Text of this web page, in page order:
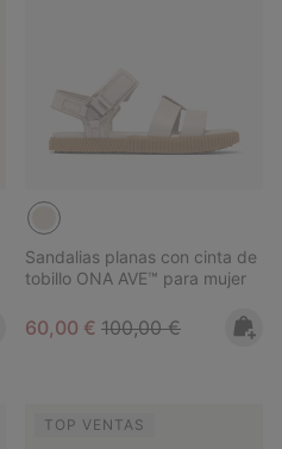
Sandalias planas con cinta de
tobillo ONA AVE™ para mujer
Sale price:
60,00 € Regular price:
100,00 €
TOP VENTAS